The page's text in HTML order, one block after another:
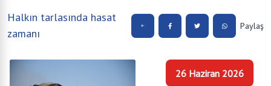
Halkın tarlasında hasat
zamanı
Paylaş
26 Haziran 2026